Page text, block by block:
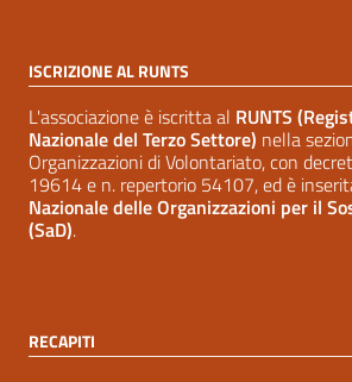
ISCRIZIONE AL RUNTS
L'associazione è iscritta al RUNTS
Nazionale del Terzo Settore) nella
Organizzazioni di Volontariato, con
19614 e n. repertorio 54107, ed è
Nazionale delle Organizzazioni per il
(SaD).
RECAPITI